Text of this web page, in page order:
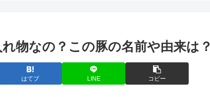
物なの？この豚の名前や由来は？
はてブ LINE コピー